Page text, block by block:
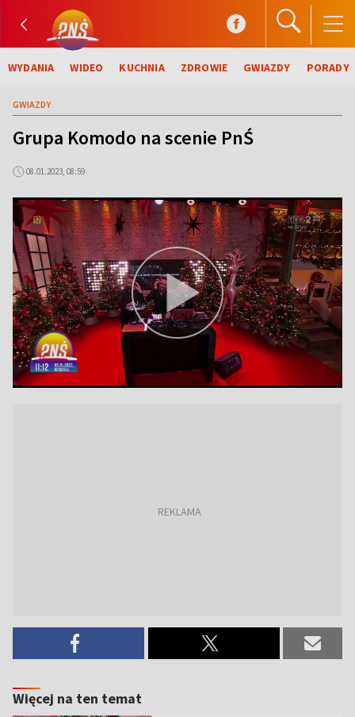
WYDANIA WIDEO KUCHNIA ZDROWIE GWIAZDY PORADY
GWIAZDY
Grupa Komodo na scenie PnŚ
08.01.2023, 08:59
Więcej na ten temat